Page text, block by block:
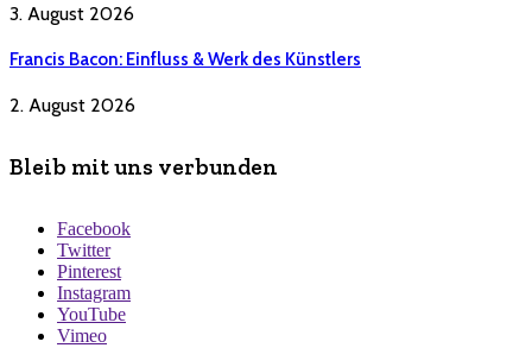
3. August 2026
Francis Bacon: Einfluss & Werk des Künstlers
2. August 2026
Bleib mit uns verbunden
Facebook
Twitter
Pinterest
Instagram
YouTube
Vimeo